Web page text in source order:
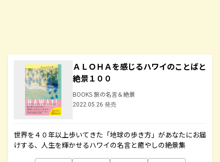
ＡＬＯＨＡを感じるハワイのことばと
絶景１００
BOOKS 旅の名言＆絶景
2022.05.26 発売
世界を４０年以上歩いてきた「地球の歩き方」があなたにお届
けする、人生を輝かせるハワイの名言と癒やしの絶景集